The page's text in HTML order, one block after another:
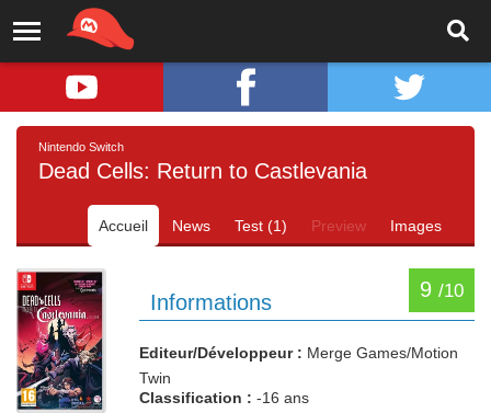
Nintendo Switch
Dead Cells: Return to Castlevania
Accueil News Test (1) Preview Images
9 /10
Informations
Editeur/Développeur : Merge Games/Motion
Twin
Classification : -16 ans